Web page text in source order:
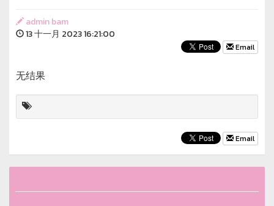
admin bam
13 十一月 2023 16:21:00
Email
无结果
Email